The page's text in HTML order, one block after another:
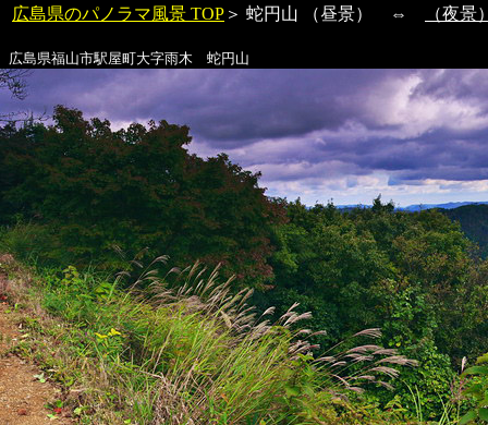
広島県のパノラマ風景 TOP ＞ 蛇円山 （昼景） ⇔ （夜景
広島県福山市駅屋町大字雨木 蛇円山